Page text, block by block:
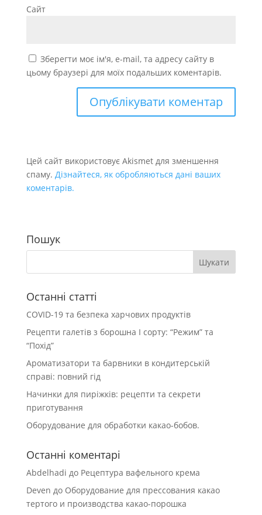
Сайт
Зберегти моє ім'я, e-mail, та адресу сайту в
цьому браузері для моїх подальших коментарів.
Цей сайт використовує Akismet для зменшення
спаму. Дізнайтеся, як обробляються дані ваших
коментарів.
Пошук
Останні статті
COVID-19 та безпека харчових продуктів
Рецепти галетів з борошна І сорту: “Режим” та
“Похід”
Ароматизатори та барвники в кондитерській
справі: повний гід
Начинки для пиріжків: рецепти та секрети
приготування
Оборудование для обработки какао-бобов.
Останні коментарі
Abdelhadi до Рецептура вафельного крема
Deven до Оборудование для прессования какао
тертого и производства какао-порошка